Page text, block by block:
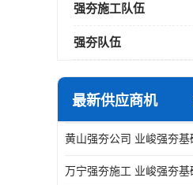
强夯施工队伍
强夯队伍
最新供应商机